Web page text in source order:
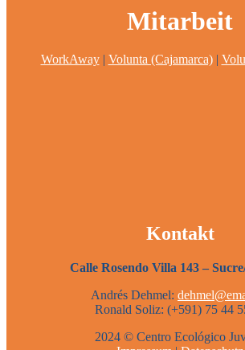
Mitarbeit
WorkAway| Volunta (Cajamarca)|
Kontakt
Calle Rosendo Villa 143 –
Andrés Dehmel:
Ronald Soliz: (+591) 75 44
2024 © Centro Ecológico